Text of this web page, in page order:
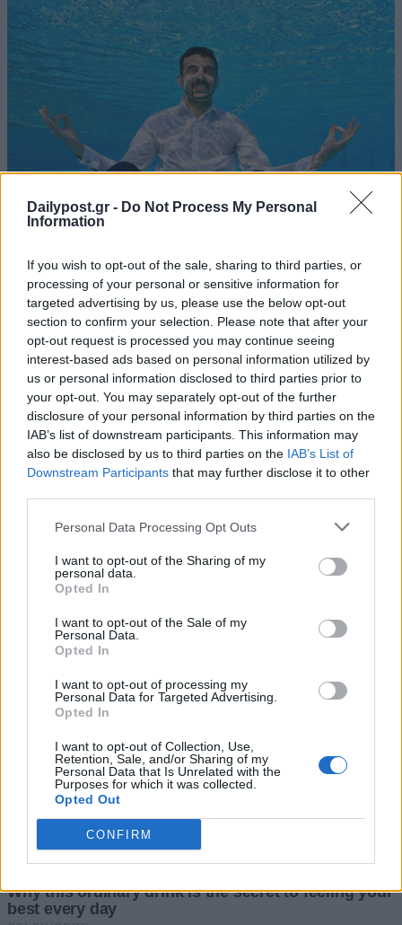
Dailypost.gr - Do Not Process My Personal
Information
If you wish to opt-out of the sale, sharing to third parties, or
processing of your personal or sensitive information for
targeted advertising by us, please use the below opt-out
section to confirm your selection. Please note that after your
opt-out request is processed you may continue seeing
interest-based ads based on personal information utilized by
us or personal information disclosed to third parties prior to
your opt-out. You may separately opt-out of the further
disclosure of your personal information by third parties on the
IAB’s list of downstream participants. This information may
also be disclosed by us to third parties on the IAB’s List of
Downstream Participants that may further disclose it to other
Personal Data Processing Opt Outs
I want to opt-out of the Sharing of my
personal data.
Opted In
I want to opt-out of the Sale of my
Personal Data.
Opted In
I want to opt-out of processing my
Personal Data for Targeted Advertising.
Opted In
I want to opt-out of Collection, Use,
Retention, Sale, and/or Sharing of my
Personal Data that Is Unrelated with the
Purposes for which it was collected.
Opted Out
CONFIRM